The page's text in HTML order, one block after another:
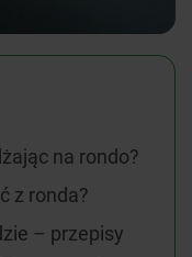
na rondo?
z ronda?
– przepisy